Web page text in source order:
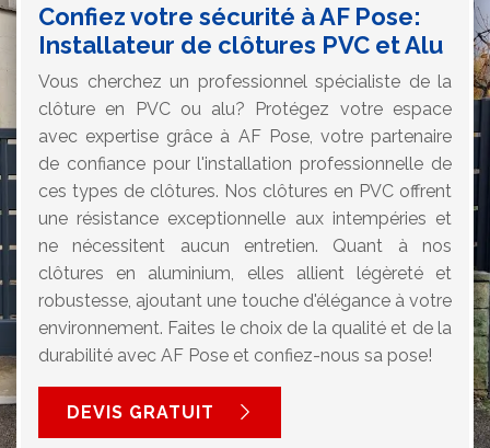
Confiez votre sécurité à AF Pose:
Installateur de clôtures PVC et Alu
Vous cherchez un professionnel spécialiste de la
clôture en PVC ou alu? Protégez votre espace
avec expertise grâce à AF Pose, votre partenaire
de confiance pour l'installation professionnelle de
ces types de clôtures. Nos clôtures en PVC offrent
une résistance exceptionnelle aux intempéries et
ne nécessitent aucun entretien. Quant à nos
clôtures en aluminium, elles allient légèreté et
robustesse, ajoutant une touche d'élégance à votre
environnement. Faites le choix de la qualité et de la
durabilité avec AF Pose et confiez-nous sa pose!
DEVIS GRATUIT